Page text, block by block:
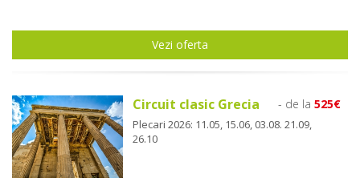
Vezi oferta
Circuit clasic Grecia - de la525€
Plecari 2026: 11.05, 15.06, 03.08. 21.09,
26.10